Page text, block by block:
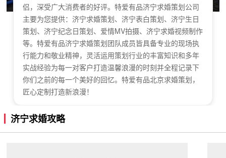
侣，深受广大消费者的好评。特爱有品济宁求婚策划公司
主要为您提供：济宁求婚策划、济宁表白策划、济宁生日
策划、济宁纪念日策划、爱情MV拍摄、济宁求婚视频制作
等。特爱有品济宁求婚策划团队成员皆具备专业的现场执
行能力和敬业精神，灵活运用策划行业的丰富知识和多年
实战经验为每一对客户打造温馨浪漫的时刻并全程记录下
你们之前的每一个美好的回忆。特爱有品北京求婚策划，
匠心定制打造新浪漫！
济宁求婚攻略